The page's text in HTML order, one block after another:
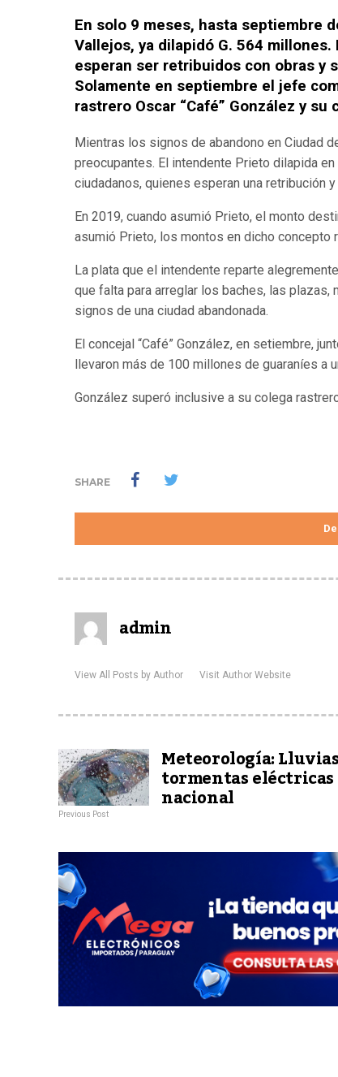
En solo 9 meses, hasta septiembre
Vallejos, ya dilapidó G. 564
esperan ser retribuidos con obras y
Solamente en septiembre el jefe
rastrero Oscar “Café” González y
Mientras los signos de abandono en Ciudad
preocupantes. El intendente Prieto dilapida
ciudadanos, quienes esperan una retribución
En 2019, cuando asumió Prieto, el monto
asumió Prieto, los montos en dicho concepto
La plata que el intendente reparte
que falta para arreglar los baches, las
signos de una ciudad abandonada.
El concejal “Café” González, en setiembre,
llevaron más de 100 millones de guaraníes a
González superó inclusive a su colega
SHARE
admin
View All Posts by Author Visit Author Website
Meteorología:
tormentas
nacional
Previous Post